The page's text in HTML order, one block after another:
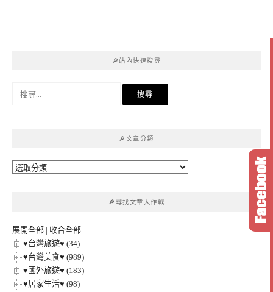
🔎站內快速搜尋
🔎文章分類
🔎
🔎尋找文章大作戰
展開全部 | 收合全部
♥台灣旅遊♥ (34)
♥台灣美食♥ (989)
♥國外旅遊♥ (183)
♥居家生活♥ (98)